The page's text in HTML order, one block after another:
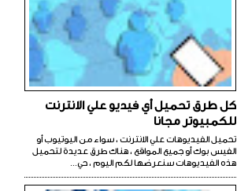
كل طرق تحميل أي فيديو علي الانترنت
للكمبيوتر مجانا
تحميل الفيديوهات علي الانترنت ، سواء من اليوتيوب أو
الفيس بوك أو جميع المواقع ، هناك طرق عديدة لتحميل
هذه الفيديوهات سنعرضها لكم اليوم ، حي...